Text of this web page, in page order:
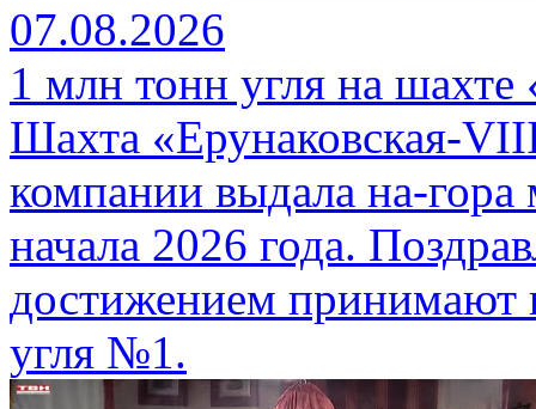
07.08.2026
1 млн тонн угля на
Шахта «Ерунаковская-
компании выдала на-
начала 2026 года.
достижением принимают
угля №1.